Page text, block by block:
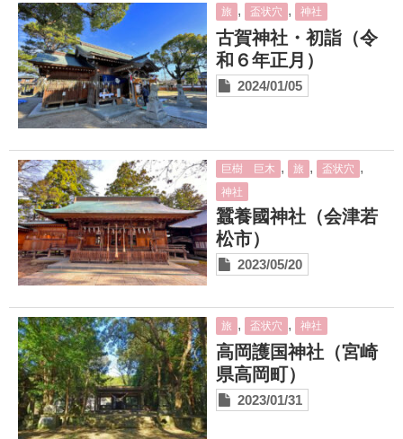
旅 , 盃状穴 , 神社
古賀神社・初詣（令
和６年正月）
2024/01/05
巨樹 巨木 , 旅 , 盃状穴 ,
神社
蠶養國神社（会津若
松市）
2023/05/20
旅 , 盃状穴 , 神社
高岡護国神社（宮崎
県高岡町）
2023/01/31